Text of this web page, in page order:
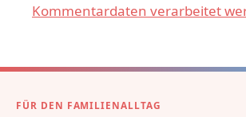
Kommentardaten verarbeitet
FÜR DEN FAMILIENALLTAG